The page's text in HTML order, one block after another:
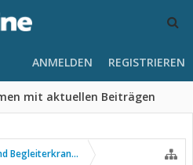
mit aktuellen Beiträgen
ANMELDEN REGISTRIEREN
Begleiterkrankungen